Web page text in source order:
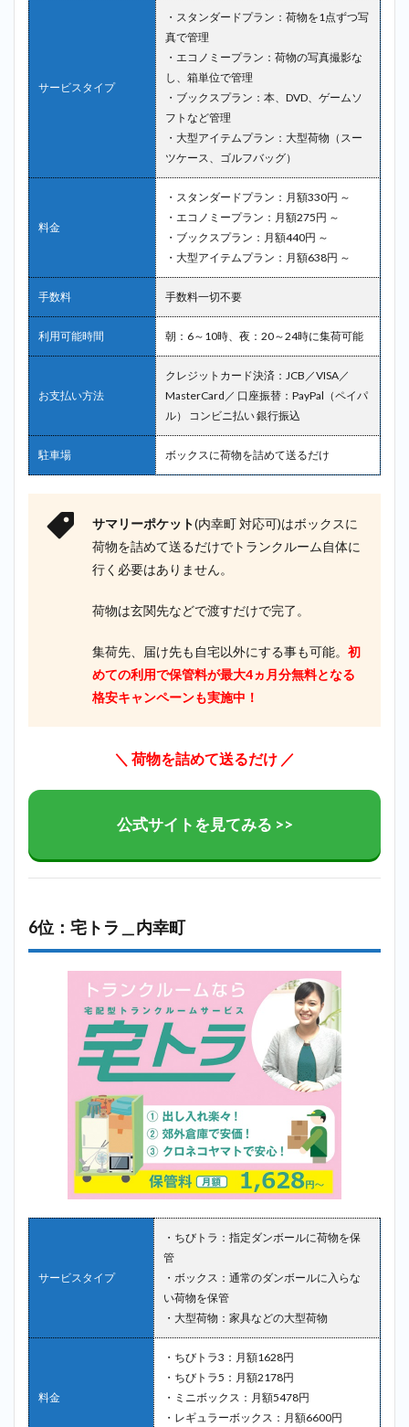
サービスタイプ
・スタンダードプラン：荷物を1点ずつ写
真で管理
・エコノミープラン：荷物の写真撮影な
し、箱単位で管理
・ブックスプラン：本、DVD、ゲームソ
フトなど管理
・大型アイテムプラン：大型荷物（スー
ツケース、ゴルフバッグ）
料金
・スタンダードプラン：月額330円 ～
・エコノミープラン：月額275円 ～
・ブックスプラン：月額440円 ～
・大型アイテムプラン：月額638円 ～
手数料 手数料一切不要
利用可能時間 朝：6～10時、夜：20～24時に集荷可能
お支払い方法
クレジットカード決済：JCB／VISA／
MasterCard／ 口座振替：PayPal（ペイパ
ル） コンビニ払い 銀行振込
駐車場 ボックスに荷物を詰めて送るだけ
サマリーポケット(内幸町 対応可)はボックスに
荷物を詰めて送るだけでトランクルーム自体に
行く必要はありません。
荷物は玄関先などで渡すだけで完了。
集荷先、届け先も自宅以外にする事も可能。 初
めての利用で保管料が最大4ヵ月分無料となる
格安キャンペーンも実施中！
＼ 荷物を詰めて送るだけ ／
公式サイトを見てみる >>
6位：宅トラ＿内幸町
サービスタイプ
・ちびトラ：指定ダンボールに荷物を保
管
・ボックス：通常のダンボールに入らな
い荷物を保管
・大型荷物：家具などの大型荷物
料金
・ちびトラ3：月額1628円
・ちびトラ5：月額2178円
・ミニボックス：月額5478円
・レギュラーボックス：月額6600円